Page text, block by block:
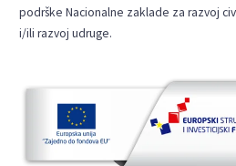
podrške Nacionalne zaklade za razvoj
i/ili razvoj udruge.